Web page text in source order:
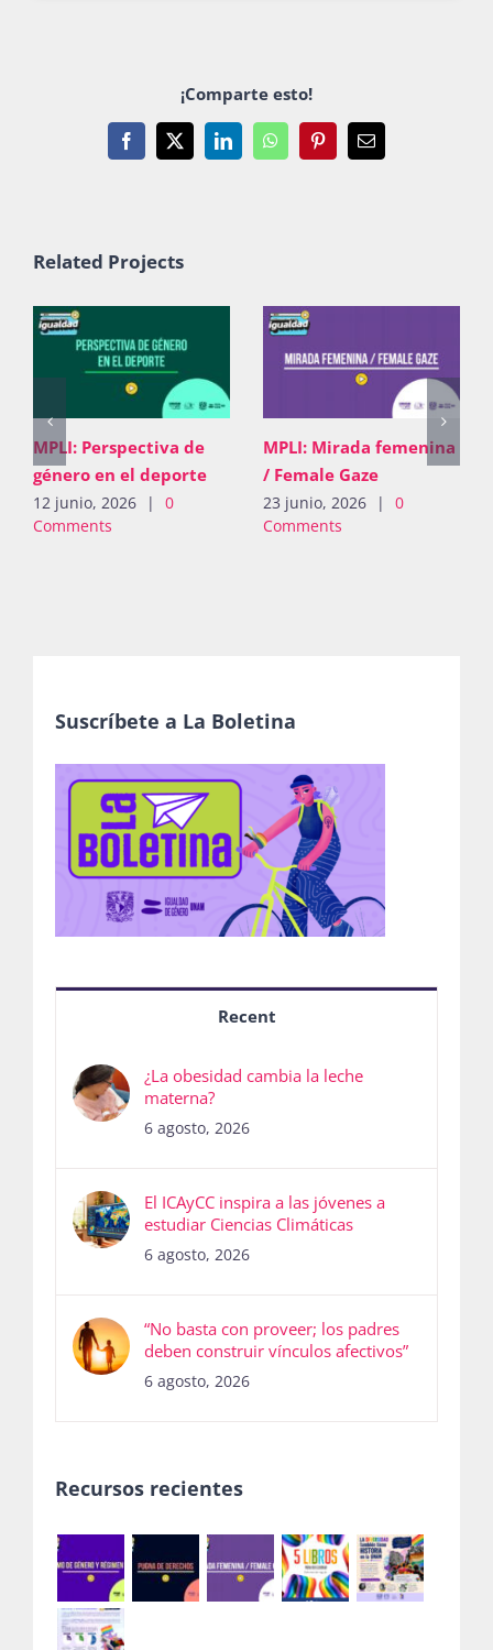
¡Comparte esto!
Facebook
X LinkedInWhatsAppPinterestEmail
Related Projects
MPLI: Perspectiva de
género en el deporte
12 junio, 2026 |
0
Comments
MPLI: Mirada femenina
/ Female Gaze
23 junio, 2026 |
0
Comments
Suscríbete a La Boletina
Recent
¿La obesidad cambia la leche
materna?
6 agosto, 2026
El ICAyCC inspira a las jóvenes a
estudiar Ciencias Climáticas
6 agosto, 2026
“No basta con proveer; los padres
deben construir vínculos afectivos”
6 agosto, 2026
Recursos recientes